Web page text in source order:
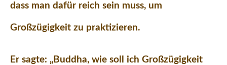
dass man dafür reich sein muss, um
Großzügigkeit zu praktizieren.
Er sagte: „Buddha, wie soll ich Großzügigkeit